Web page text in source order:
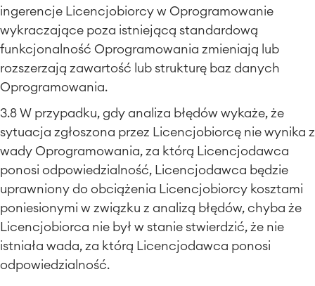
ingerencje Licencjobiorcy w Oprogramowanie
wykraczające poza istniejącą standardową
funkcjonalność Oprogramowania zmieniają lub
rozszerzają zawartość lub strukturę baz danych
Oprogramowania.
3.8 W przypadku, gdy analiza błędów wykaże, że
sytuacja zgłoszona przez Licencjobiorcę nie wynika z
wady Oprogramowania, za którą Licencjodawca
ponosi odpowiedzialność, Licencjodawca będzie
uprawniony do obciążenia Licencjobiorcy kosztami
poniesionymi w związku z analizą błędów, chyba że
Licencjobiorca nie był w stanie stwierdzić, że nie
istniała wada, za którą Licencjodawca ponosi
odpowiedzialność.